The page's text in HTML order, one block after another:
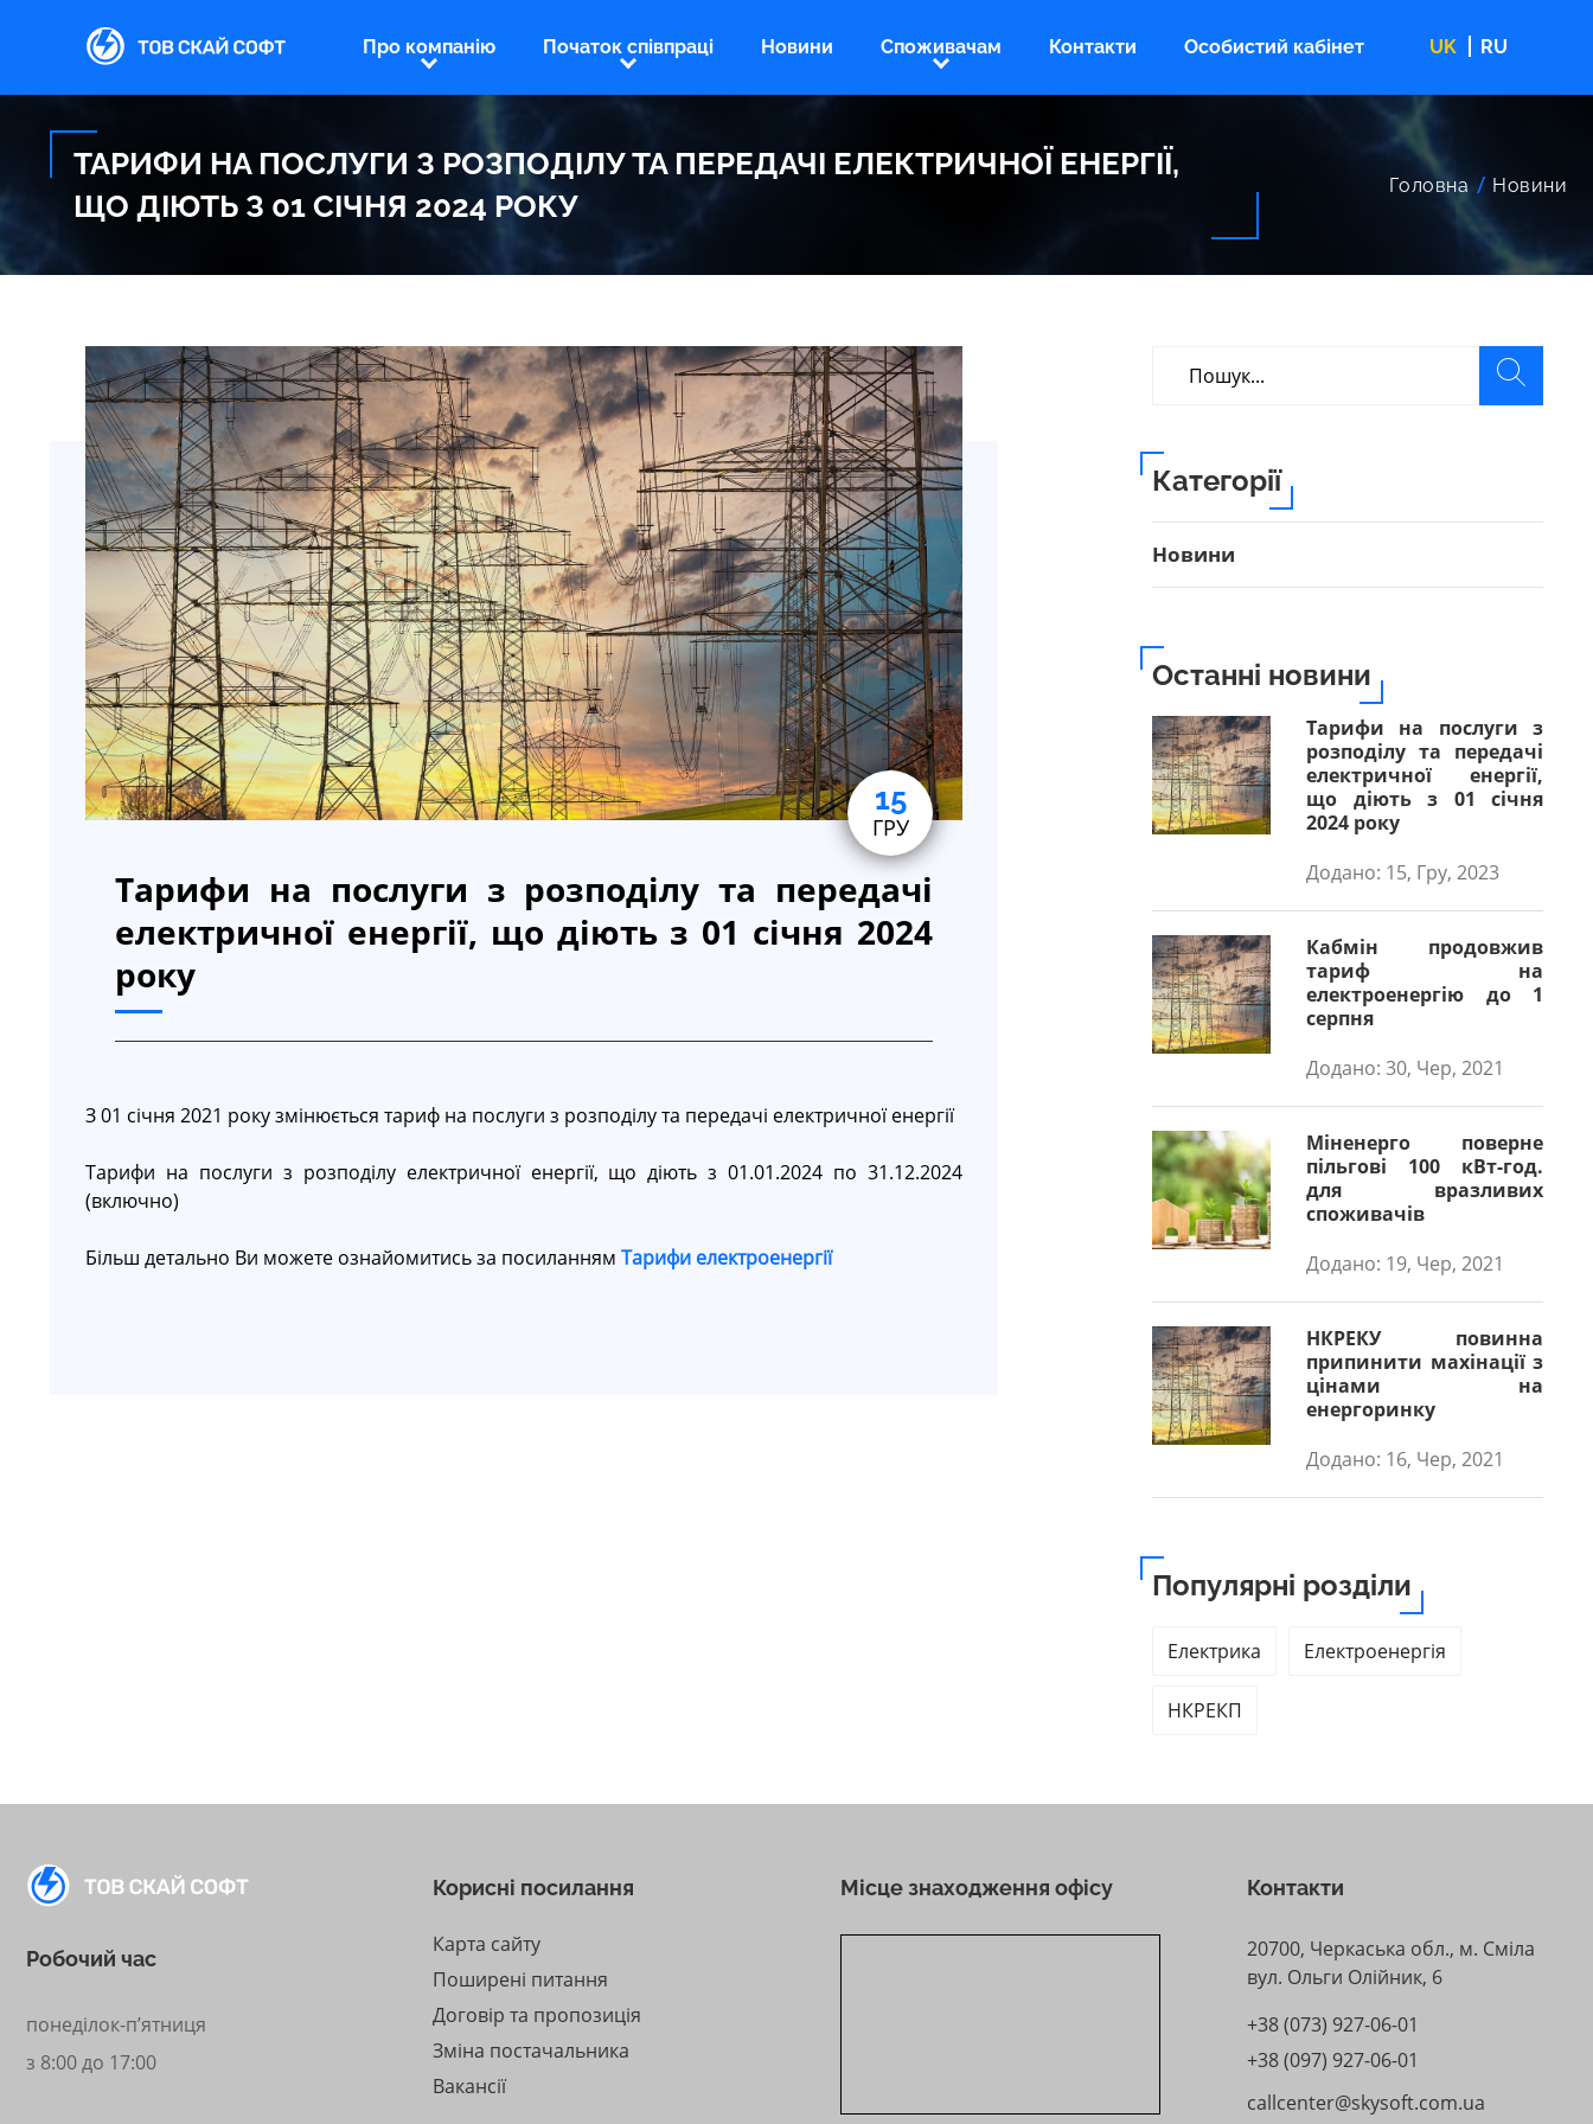
Про компанію Початок співпраці Новини Споживачам Контакти Особистий кабінет UK RU
ТАРИФИ НА ПОСЛУГИ З РОЗПОДІЛУ ТА ПЕРЕДАЧІ ЕЛЕКТРИЧНОЇ ЕНЕРГІЇ,
ЩО ДІЮТЬ З 01 СІЧНЯ 2024 РОКУ
Головна Новини
15
ГРУ
Тарифи на послуги з розподілу та передачі
електричної енергії, що діють з 01 січня 2024
року
З 01 січня 2021 року змінюється тариф на послуги з розподілу та передачі електричної енергії
Тарифи на послуги з розподілу електричної енергії, що діють з 01.01.2024 по 31.12.2024
(включно)
Більш детально Ви можете ознайомитись за посиланням Тарифи електроенергії
Категорії
Новини
Останні новини
Тарифи на послуги з
розподілу та передачі
електричної енергії,
що діють з 01 січня
2024 року
Додано: 15, Гру, 2023
Кабмін продовжив
тариф на
електроенергію до 1
серпня
Додано: 30, Чер, 2021
Міненерго поверне
пільгові 100 кВт-год.
для вразливих
споживачів
Додано: 19, Чер, 2021
НКРЕКУ повинна
припинити махінації з
цінами на
енергоринку
Додано: 16, Чер, 2021
Популярні розділи
Електрика Електроенергія
НКРЕКП
Робочий час
понеділок-п’ятниця
з 8:00 до 17:00
Корисні посилання
Карта сайту
Поширені питання
Договір та пропозиція
Зміна постачальника
Вакансії
Місце знаходження офісу Контакти
20700, Черкаська обл., м. Сміла
вул. Ольги Олійник, 6
+38 (073) 927-06-01
+38 (097) 927-06-01
callcenter@skysoft.com.ua